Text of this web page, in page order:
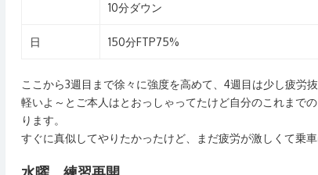
10分ダウン
日 150分FTP75%
ここから3週目まで徐々に強度を高めて、4週目は少し疲労
軽いよ～とご本人はとおっしゃってたけど自分のこれまで
ります。
すぐに真似してやりたかったけど、まだ疲労が激しくて乗